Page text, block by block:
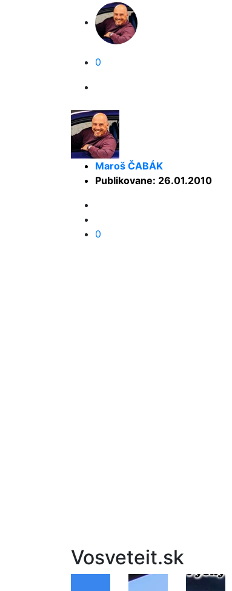
0
Maroš ČABÁK
Publikovane: 26.01.2010
0
Vosveteit.sk